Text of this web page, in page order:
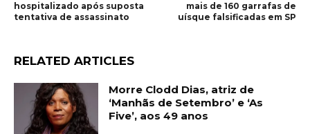
hospitalizado após suposta
tentativa de assassinato
mais de 160 garrafas de
uísque falsificadas em SP
RELATED ARTICLES
Morre Clodd Dias, atriz de
‘Manhãs de Setembro’ e ‘As
Five’, aos 49 anos